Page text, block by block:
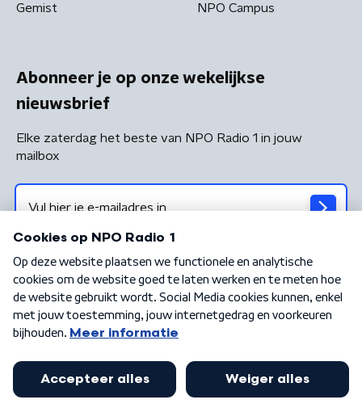
Gemist NPO Campus
Abonneer je op onze wekelijkse
nieuwsbrief
Elke zaterdag het beste van NPO Radio 1 in jouw
mailbox
Algemene voorwaarden